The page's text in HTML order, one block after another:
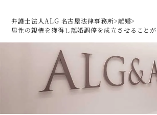
弁護士法人ALG 名古屋法律事務所>離婚>
男性の親権を獲得し離婚調停を成立させること